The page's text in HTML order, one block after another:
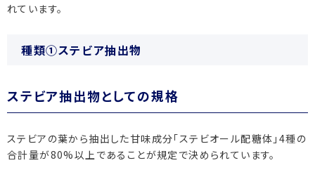
れています。
種類①ステビア抽出物
ステビア抽出物としての規格
ステビアの葉から抽出した甘味成分「ステビオール配糖体」4種の
合計量が80%以上であることが規定で決められています。